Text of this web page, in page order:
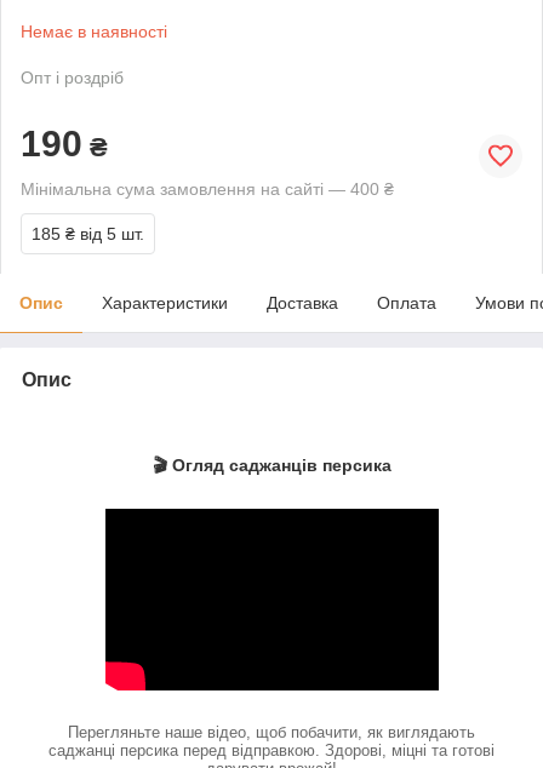
Немає в наявності
Опт і роздріб
190 ₴
Мінімальна сума замовлення на сайті — 400 ₴
185 ₴ від 5 шт.
Опис Характеристики Доставка Оплата Умови
Опис
🎬 Огляд саджанців персика
Перегляньте наше відео, щоб побачити, як виглядають
саджанці персика перед відправкою. Здорові, міцні та готові